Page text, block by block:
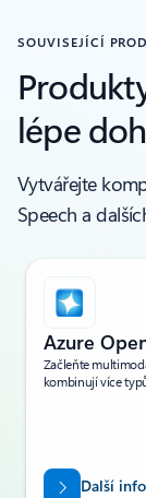
SOUVISEJÍCÍ
lépe
Vytvářejte
Speech a
Zobrazuje se snímek
Azure
Začleňte
kombinují více
Další